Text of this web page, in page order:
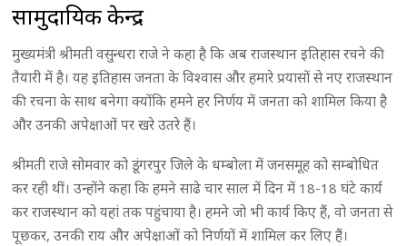
सामुदायिक केन्द्र
मुख्यमंत्री श्रीमती वसुन्धरा राजे ने कहा है कि अब राजस्थान इतिहास रचने की
तैयारी में है। यह इतिहास जनता के विश्वास और हमारे प्रयासों से नए राजस्थान
की रचना के साथ बनेगा क्योंकि हमने हर निर्णय में जनता को शामिल किया है
और उनकी अपेक्षाओं पर खरे उतरे हैं।
श्रीमती राजे सोमवार को डूंगरपुर जिले के धम्बोला में जनसमूह को सम्बोधित
कर रही थीं। उन्होंने कहा कि हमने साढे चार साल में दिन में 18-18 घंटे कार्य
कर राजस्थान को यहां तक पहुंचाया है। हमने जो भी कार्य किए हैं, वो जनता से
पूछकर, उनकी राय और अपेक्षाओं को निर्णयों में शामिल कर लिए हैं।